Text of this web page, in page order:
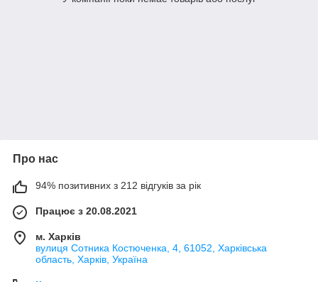
Про нас
94% позитивних з 212 відгуків за рік
Працює з 20.08.2021
м. Харків
вулиця Сотника Костюченка, 4, 61052, Харківська
область, Харків, Україна